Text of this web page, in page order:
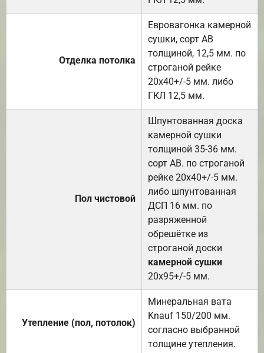
Отделка потолка
Евровагонка камерной
сушки, сорт АВ
толщиной, 12,5 мм. по
строганой рейке
20х40+/-5 мм. либо
ГКЛ 12,5 мм.
Пол чистовой
Шпунтованная доска
камерной сушки
толщиной 35-36 мм.
сорт АВ. по строганой
рейке 20х40+/-5 мм.
либо шпунтованная
ДСП 16 мм. по
разряженной
обрешётке из
строганой доски
камерной сушки
20х95+/-5 мм.
Утепление (пол, потолок)
Минеральная вата
Knauf 150/200 мм.
согласно выбранной
толщине утепления.